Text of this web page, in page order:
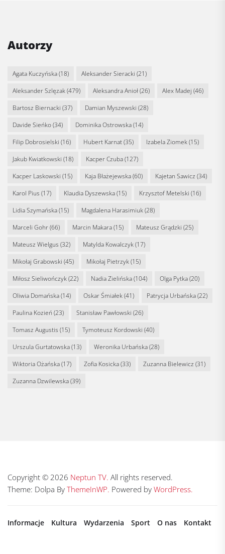
Autorzy
Agata Kuczyńska(18) Aleksander Sieracki (21)
Aleksander Szlęzak(479) Aleksandra Anioł(26) Alex Madej (46)
Bartosz Biernacki (37) Damian Myszewski (28)
Davide Sieńko(34) Dominika Ostrowska(14)
Filip Dobrosielski (16) Hubert Karnat(35) Izabela Ziomek(15)
Jakub Kwiatkowski (18) Kacper Czuba(127)
Kacper Laskowski (15) Kaja Błażejewska(60) Kajetan Sawicz (34)
Karol Pius (17) Klaudia Dyszewska(15) Krzysztof Metelski (16)
Lidia Szymańska(15) Magdalena Harasimiuk(28)
Marceli Gohr(66) Marcin Makara(15) Mateusz Grądzki (25)
Mateusz Wielgus (32) Matylda Kowalczyk(17)
Mikołaj Grabowski (45) Mikołaj Pietrzyk(15)
Miłosz Sieliwończyk(22) Nadia Zielińska(104) Olga Pytka(20)
Oliwia Domańska(14) Oskar Śmiałek(41) Patrycja Urbańska(22)
Paulina Kozień (23) Stanisław Pawłowski (26)
Tomasz Augustis (15) Tymoteusz Kordowski (40)
Urszula Gurtatowska(13) Weronika Urbańska(28)
Wiktoria Ożańska(17) Zofia Kosicka(33) Zuzanna Bielewicz (31)
Zuzanna Dzwilewska(39)
Copyright © 2026 Neptun TV. All rights reserved.
Theme: Dolpa By ThemeInWP. Powered by WordPress.
Informacje Kultura Wydarzenia Sport O nas Kontakt